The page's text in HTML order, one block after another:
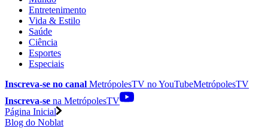
Entretenimento
Vida & Estilo
Saúde
Ciência
Esportes
Especiais
Inscreva-se no canal MetrópolesTV noYouTubeMetrópolesTV
Inscreva-se na MetrópolesTV
Página Inicial
Blog do Noblat